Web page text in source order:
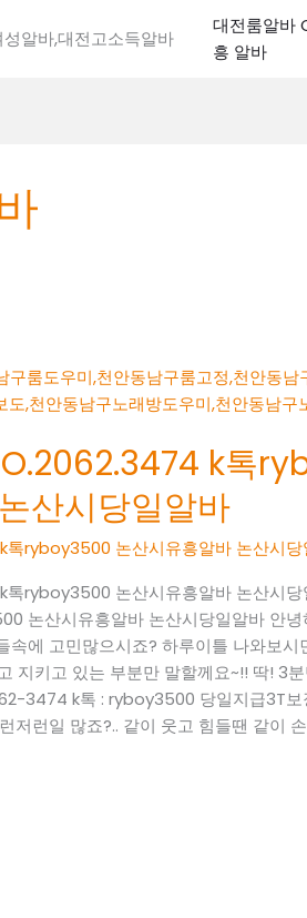
알바,대전고소득알바
대전룸알바
흥 알바
k톡
산시당일알바
톡ryboy3500 논산시유흥알바 논산시당
톡ryboy3500 논산시유흥알바 논산시
논산시유흥알바 논산시당일알바 안녕
속에 고민많으시죠? 하루이틀 나와보
지키고 있는 부분만 말할께요~!! 딱! 3
3474 k톡 : ryboy3500 당일지급3T보
저런일 많죠?.. 같이 웃고 힘들땐 같이